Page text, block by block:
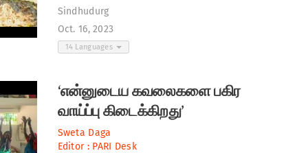
Sindhudurg
Oct. 16, 2023
14 Languages
‘என்னுடைய கவலைகளை பகிர
வாய்ப்பு கிடைக்கிறது’
Sweta Daga
Editor : PARI Desk